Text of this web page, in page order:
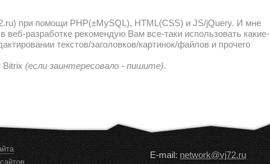
при помощи PHP(±MySQL), HTML(CSS) и JS/jQuery. И мне
разработке рекомендую Вам все-таки использовать какие-
текстов/заголовков/картинок/файлов и прочего
Bitrix (если заинтересовало - пишите).
E-mail:network@vj72.ru